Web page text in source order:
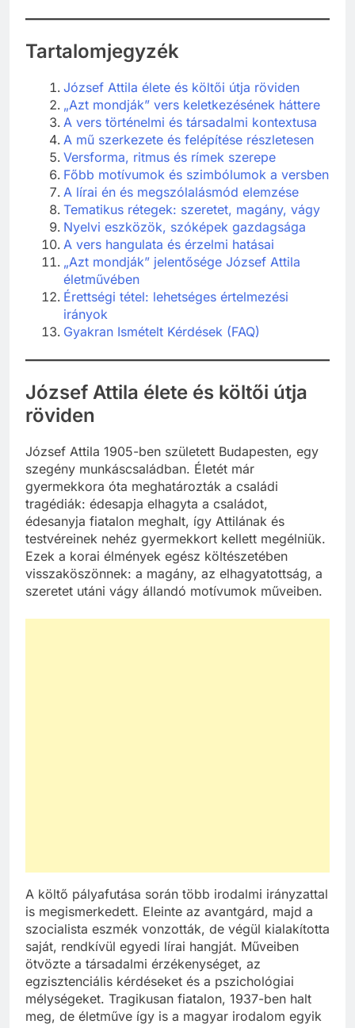
Tartalomjegyzék
József Attila élete és költői útja röviden
„Azt mondják” vers keletkezésének háttere
A vers történelmi és társadalmi kontextusa
A mű szerkezete és felépítése részletesen
Versforma, ritmus és rímek szerepe
Főbb motívumok és szimbólumok a versben
A lírai én és megszólalásmód elemzése
Tematikus rétegek: szeretet, magány, vágy
Nyelvi eszközök, szóképek gazdagsága
A vers hangulata és érzelmi hatásai
„Azt mondják” jelentősége József Attila
életművében
Érettségi tétel: lehetséges értelmezési
irányok
Gyakran Ismételt Kérdések (FAQ)
József Attila élete és költői útja
röviden
József Attila 1905-ben született Budapesten, egy
szegény munkáscsaládban. Életét már
gyermekkora óta meghatározták a családi
tragédiák: édesapja elhagyta a családot,
édesanyja fiatalon meghalt, így Attilának és
testvéreinek nehéz gyermekkort kellett megélniük.
Ezek a korai élmények egész költészetében
visszaköszönnek: a magány, az elhagyatottság, a
szeretet utáni vágy állandó motívumok műveiben.
A költő pályafutása során több irodalmi irányzattal
is megismerkedett. Eleinte az avantgárd, majd a
szocialista eszmék vonzották, de végül kialakította
saját, rendkívül egyedi lírai hangját. Műveiben
ötvözte a társadalmi érzékenységet, az
egzisztenciális kérdéseket és a pszichológiai
mélységeket. Tragikusan fiatalon, 1937-ben halt
meg, de életműve így is a magyar irodalom egyik